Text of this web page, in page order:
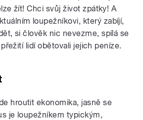
žít! Chci svůj život zpátky! A
loupežníkovi, který zabíjí,
si člověk nic nevezme, spílá se
lidí obětovali jejich peníze.
hroutit ekonomika, jasně se
je loupežníkem typickým,